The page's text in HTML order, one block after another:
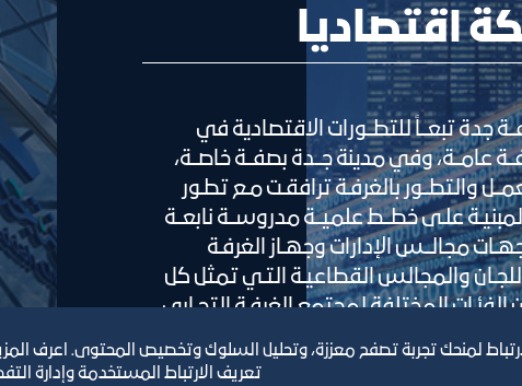
اقتصاديا
جدة تبعــاً للتطــورات الاقتصادية في
عامــة، وفي مدينة جــدة بصفــة خاصــة،
والتطــور بالغرفـة ترافقـت مـع تطـور
علـى خطــط علميــة مدروســة نابعــة
مجالــس الإدارات وجهـاز الغرفـة
والمجالس القطاعيـة التـي تمثل كل
الفئـات المختلفة لمجتمع الغرفـة التجـاري
وذلـك في ضـوء السياسـات
للدولــة. ويتضح ذلك في العديد من
لمنحك تجربة تصفح معززة، وتحليل السلوك وتخصيص المحتوى. اعرف
تعريف الارتباط المستخدمة وإدارة